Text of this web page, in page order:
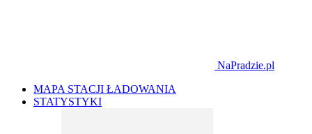
NaPradzie.pl
MAPA STACJI ŁADOWANIA
STATYSTYKI